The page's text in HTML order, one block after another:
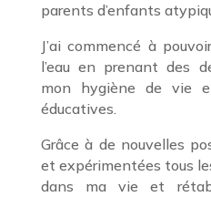
parents d’enfants
J’ai commencé à
l’eau en prenant des
mon hygiène de vie
éducatives.
Grâce à de nouvelles
et expérimentées tous
dans ma vie et